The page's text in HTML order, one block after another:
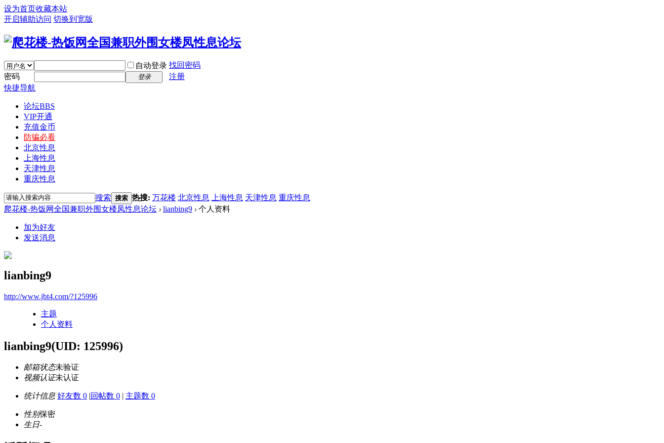
设为首页收藏本站
开启辅助访问 切换到宽版
自动登录 找回密码
密码
登录
注册
快捷导航
论坛BBS
VIP开通
充值金币
防骗必看
北京性息
上海性息
天津性息
重庆性息
搜索 搜索 热搜: 万花楼 北京性息 上海性息 天津性息 重庆性息
爬花楼-热饭网全国兼职外围女楼凤性息论坛 › lianbing9 › 个人资料
加为好友
发送消息
lianbing9
http://www.jbt4.com/?125996
主题
个人资料
lianbing9(UID: 125996)
邮箱状态未验证
视频认证未认证
统计信息 好友数 0 |回帖数 0 | 主题数 0
性别保密
生日-